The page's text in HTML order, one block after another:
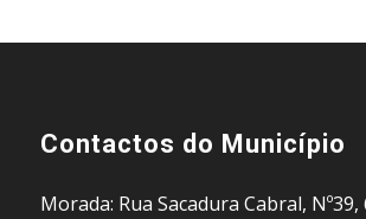
Contactos do Município
Morada: Rua Sacadura Cabral, Nº39,